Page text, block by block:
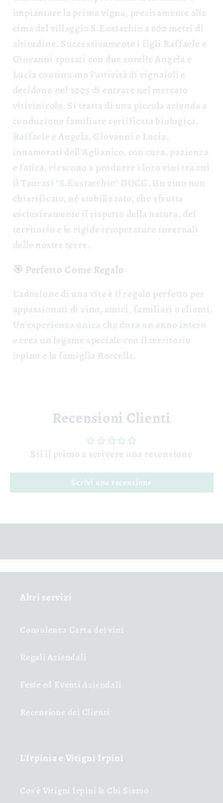
impiantare la prima vigna, precisamente alla
cima del villaggio S.Eustachio a 600 metri di
altitudine. Successivamente i figli Raffaele e
Giovanni sposati con due sorelle Angela e
Lucia continuano l’attività di vignaioli e
decidono nel 2005 di entrare nel mercato
vitivinicolo. Si tratta di una piccola azienda a
conduzione familiare certificata biologica.
Raffaele e Angela, Giovanni e Lucia,
innamorati dell’Aglianico, con cura, pazienza
e fatica, riescono a produrre i loro vini tra cui
il Taurasi "S.Eustacchio" DOCG. Un vino non
chiarificato, né stabilizzato, che sfrutta
esclusivamente il rispetto della natura, del
territorio e le rigide temperature invernali
delle nostre terre.
🎯 Perfetto Come Regalo
L'adozione di una vite è ilregalo perfetto per
appassionati di vino, amici, familiari o clienti.
Un'esperienza unica che dura un anno intero
e crea un legame speciale con il territorio
irpino e la famiglia Boccella.
Recensioni Clienti
Sii il primo a scrivere una recensione
Scrivi una recensione
Altri servizi
Consulenza Carta dei vini
Regali Aziendali
Feste ed Eventi Aziendali
Recensione dei Clienti
L'Irpinia e Vitigni Irpini
Cos'è Vitigni Irpini & Chi Siamo